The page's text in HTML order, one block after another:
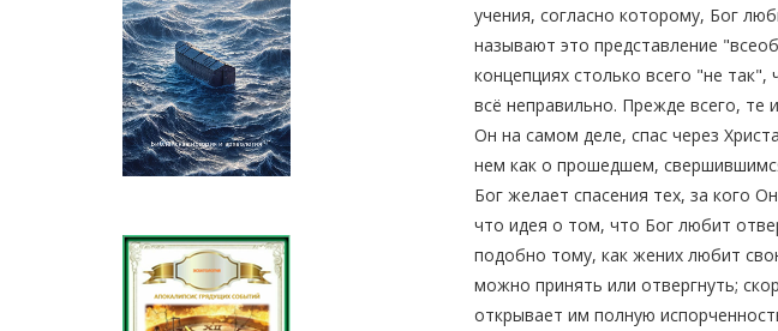
учения, согласно которому, Бог
называют это представление
концепциях столько всего "не
всё неправильно. Прежде всего, те
Он на самом деле, спас через
нем как о прошедшем,
Бог желает спасения тех, за кого
что идея о том, что Бог любит
подобно тому, как жених любит
можно принять или отвергнуть;
открывает им полную